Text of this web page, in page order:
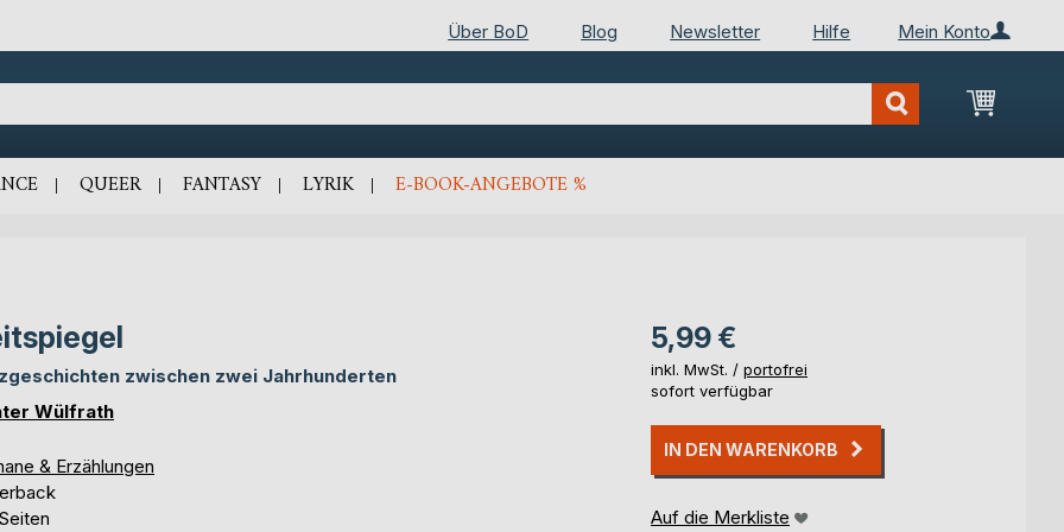
Mein Konto
Über BoD Blog Newsletter Hilfe
Mein
QUEER FANTASY LYRIK E-BOOK-ANGEBOTE %
zwischen zwei Jahrhunderten
Wülfrath
& Erzählungen
5,99 €
inkl. MwSt. / portofrei
sofort verfügbar
IN DEN WARENKORB
Auf die Merkliste